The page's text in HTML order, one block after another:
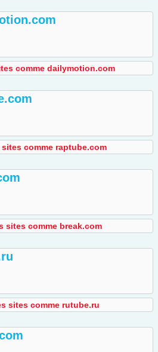
comme dailymotion.com
sites comme raptube.com
sites comme break.com
sites comme rutube.ru